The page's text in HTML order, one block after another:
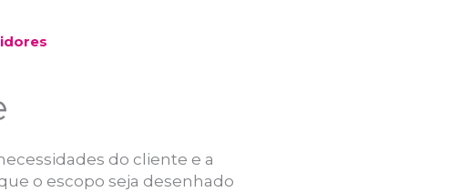
do cliente e a
o escopo seja desenhado